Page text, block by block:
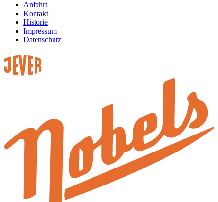
Anfahrt
Kontakt
Historie
Impressum
Datenschutz